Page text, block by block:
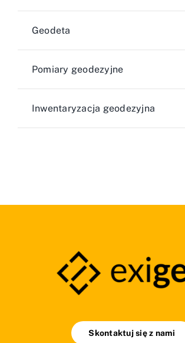
Geodeta
Pomiary geodezyjne
Inwentaryzacja geodezyjna
Skontaktuj się z nami